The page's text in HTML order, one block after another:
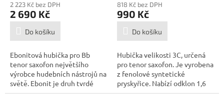
2 223 Kč bez DPH
2 690 Kč
Do košíku
Ebonitová hubička pro Bb
tenor saxofon největšího
výrobce hudebních nástrojů na
světě. Ebonit je druh tvrdé
umělé...
818 Kč bez DPH
990 Kč
Do košíku
Hubička velikosti 3C, určená
pro tenor saxofon. Je vyrobena
z fenolové syntetické
pryskyřice. Nabízí odklon 1,6
mm a...